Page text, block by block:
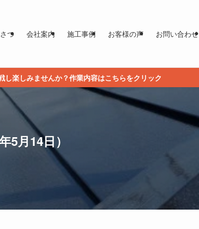
つ 会社案内 施工事例 お客様の声 お問い合わせ
楽しみませんか？作業内容はこちらをクリック
5月14日）